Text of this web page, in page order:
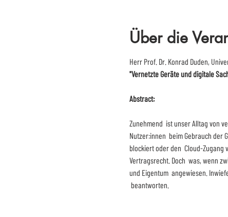
Über die
Herr Prof. Dr. Konrad Duden,
"Vernetzte Geräte und digitale
Abstract:
Zunehmend  ist unser Alltag von
Nutzer:innen  beim Gebrauch
blockiert oder den  Cloud-
Vertragsrecht. Doch  was, wenn
und Eigentum  angewiesen.
beantworten.